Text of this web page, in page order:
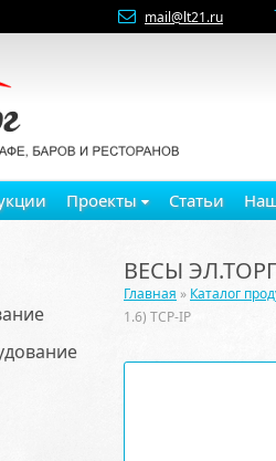
mail@lt21.ru
Проекты Статьи
ВЕСЫ
Главная » Каталог
1.6) TCP-IP